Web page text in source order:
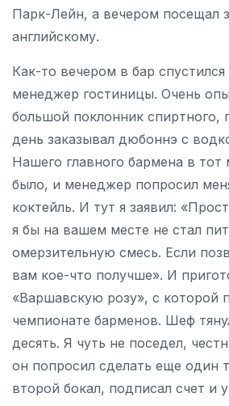
Парк-Лейн, а вечером посещал
английскому.
Как-то вечером в бар спустился
менеджер гостиницы. Очень
большой поклонник спиртного,
день заказывал дюбоннэ с
Нашего главного бармена в
было, и менеджер попросил
коктейль. И тут я заявил:
я бы на вашем месте не стал
омерзительную смесь. Если
вам кое-что получше». И
«Варшавскую розу», с которой
чемпионате барменов. Шеф
десять. Я чуть не поседел,
он попросил сделать еще один
второй бокал, подписал счет и